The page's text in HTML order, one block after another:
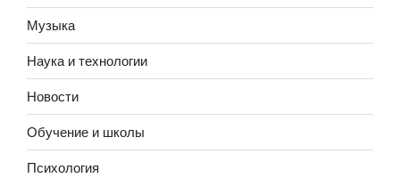
Музыка
Наука и технологии
Новости
Обучение и школы
Психология